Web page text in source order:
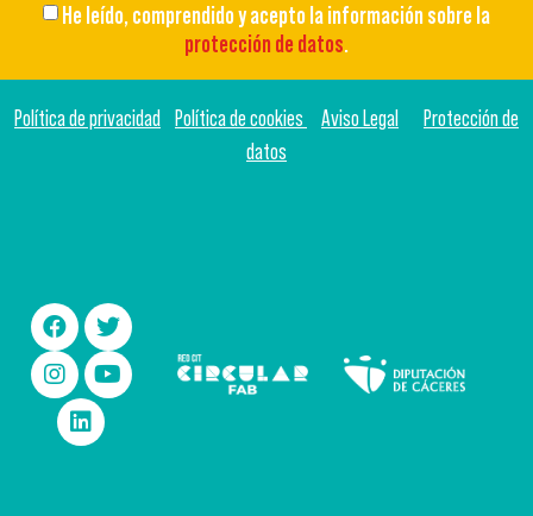
He leído, comprendido y acepto la información sobre la
protección de datos.
Política de privacidad Política de cookies Aviso Legal
Protección de
datos